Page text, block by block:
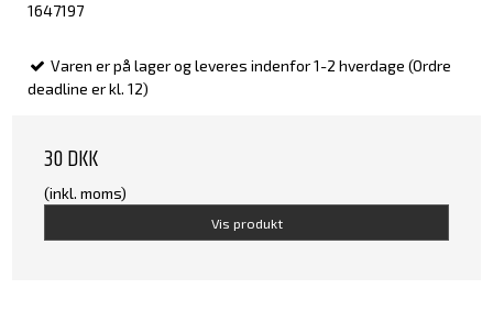
1647197
Varen er på lager og leveres indenfor 1-2 hverdage (Ordre
deadline er kl. 12)
30 DKK
(inkl. moms)
Vis produkt